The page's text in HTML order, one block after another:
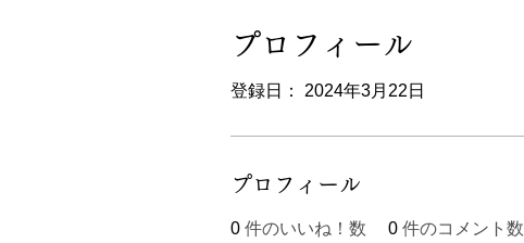
プロフィール
登録日： 2024年3月22日
プロフィール
0 件のいいね！数 0 件のコメント数